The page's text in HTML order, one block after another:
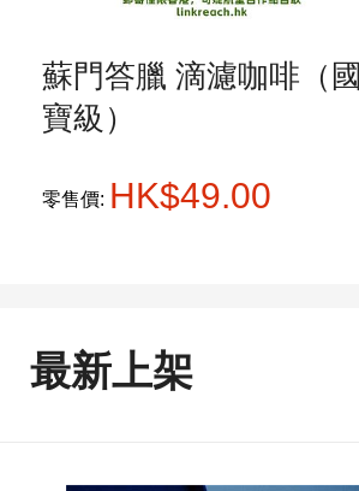
蘇門答臘 滴濾咖啡（國
寶級）
零售價: HK$49.00
最新上架